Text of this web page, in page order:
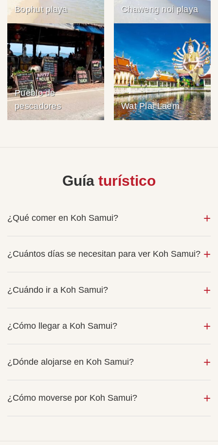
Bophut playa Chaweng noi playa
Pueblo de
pescadores
Wat Plai Laem
Guía turístico
¿Qué comer en Koh Samui?
¿Cuántos días se necesitan para ver Koh Samui?
¿Cuándo ir a Koh Samui?
¿Cómo llegar a Koh Samui?
¿Dónde alojarse en Koh Samui?
¿Cómo moverse por Koh Samui?